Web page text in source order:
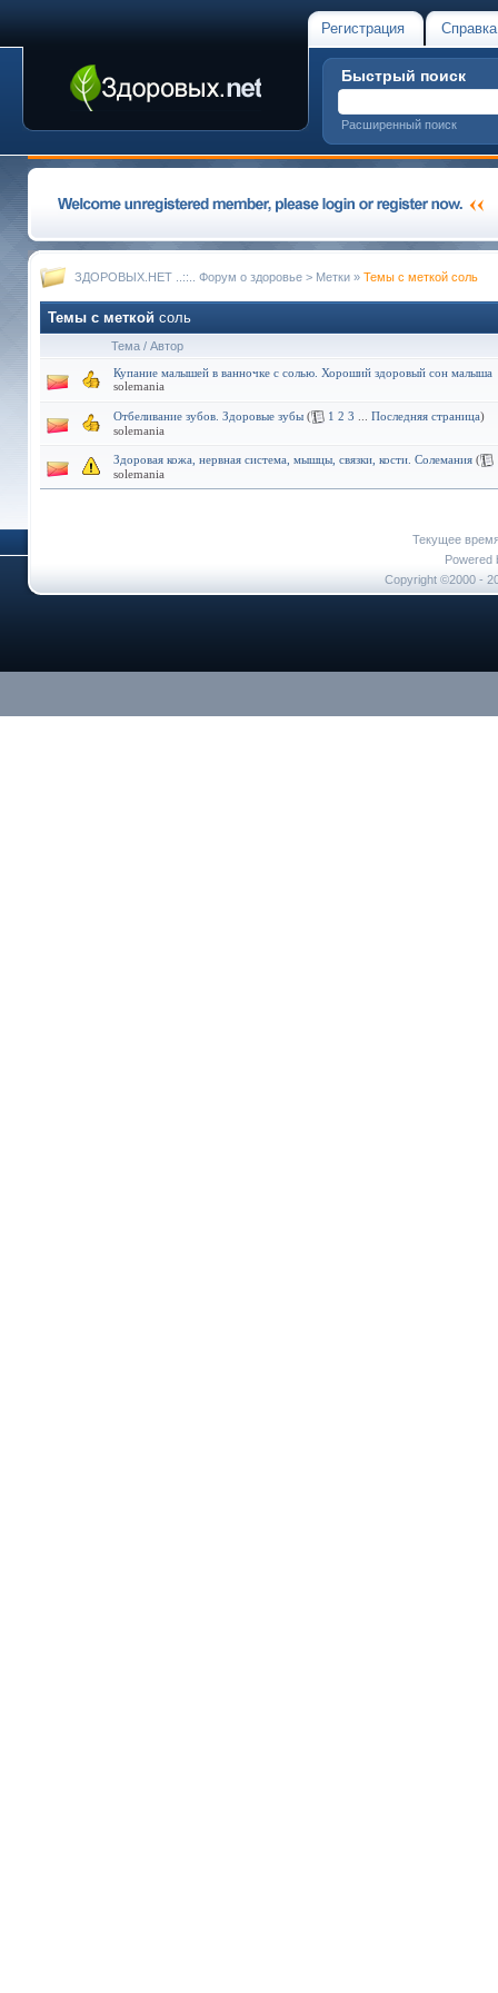
Регистрация Справка
Быстрый поиск
Расширенный поиск
ЗДОРОВЫХ.НЕТ ..::.. Форум о здоровье > Метки » Темы с меткой соль
Темы с меткой соль
Тема / Автор
Купание малышей в ванночке с солью. Хороший здоровый сон малыша
solemania
Отбеливание зубов. Здоровые зубы ( 1 2 3 Последняя страница)
solemania
Здоровая кожа, нервная система, мышцы, связки, кости. Солемания (
solemania
Текущее
Powered
Copyright ©2000 -